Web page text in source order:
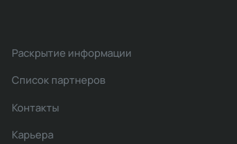
Раскрытие информации
Список партнеров
Контакты
Карьера